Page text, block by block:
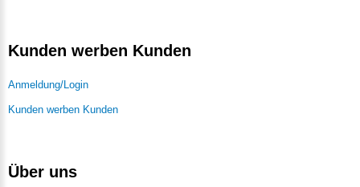
Kunden werben Kunden
Anmeldung/Login
Kunden werben Kunden
Über uns